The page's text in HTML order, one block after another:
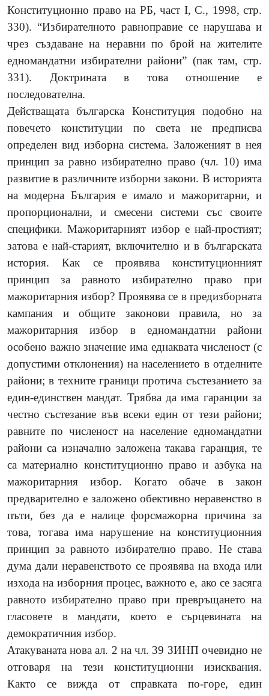
Конституционно право на РБ, част I, С., 1998, стр.
330). “Избирателното равноправие се нарушава и
чрез създаване на неравни по брой на жителите
едномандатни избирателни райони” (пак там, стр.
331). Доктрината в това отношение е
последователна.
Действащата българска Конституция подобно на
повечето конституции по света не предписва
определен вид изборна система. Заложеният в нея
принцип за равно избирателно право (чл. 10) има
развитие в различните изборни закони. В историята
на модерна България е имало и мажоритарни, и
пропорционални, и смесени системи със своите
специфики. Мажоритарният избор е най-простият;
затова е най-старият, включително и в българската
история. Как се проявява конституционният
принцип за равното избирателно право при
мажоритарния избор? Проявява се в предизборната
кампания и общите законови правила, но за
мажоритарния избор в едномандатни райони
особено важно значение има еднаквата численост (с
допустими отклонения) на населението в отделните
райони; в техните граници протича състезанието за
един-единствен мандат. Трябва да има гаранции за
честно състезание във всеки един от тези райони;
равните по численост на население едномандатни
райони са изначално заложена такава гаранция, те
са материално конституционно право и азбука на
мажоритарния избор. Когато обаче в закон
предварително е заложено обективно неравенство в
пъти, без да е налице форсмажорна причина за
това, тогава има нарушение на конституционния
принцип за равното избирателно право. Не става
дума дали неравенството се проявява на входа или
изхода на изборния процес, важното е, ако се засяга
равното избирателно право при превръщането на
гласовете в мандати, което е сърцевината на
демократичния избор.
Атакуваната нова ал. 2 на чл. 39 ЗИНП очевидно не
отговаря на тези конституционни изисквания.
Както се вижда от справката по-горе, един